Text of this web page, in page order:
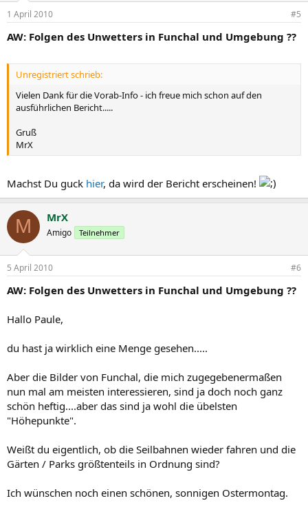
1 April 2010 #5
AW: Folgen des Unwetters in Funchal und Umgebung ??
Unregistriert schrieb:
Vielen Dank für die Vorab-Info - ich freue mich schon auf den
ausführlichen Bericht.....
Gruß
MrX
Machst Du guck hier, da wird der Bericht erscheinen!
M MrX
Amigo Teilnehmer
5 April 2010 #6
AW: Folgen des Unwetters in Funchal und Umgebung ??
Hallo Paule,
du hast ja wirklich eine Menge gesehen.....
Aber die Bilder von Funchal, die mich zugegebenermaßen
nun mal am meisten interessieren, sind ja doch noch ganz
schön heftig....aber das sind ja wohl die übelsten
"Höhepunkte".
Weißt du eigentlich, ob die Seilbahnen wieder fahren und die
Gärten / Parks größtenteils in Ordnung sind?
Ich wünschen noch einen schönen, sonnigen Ostermontag.